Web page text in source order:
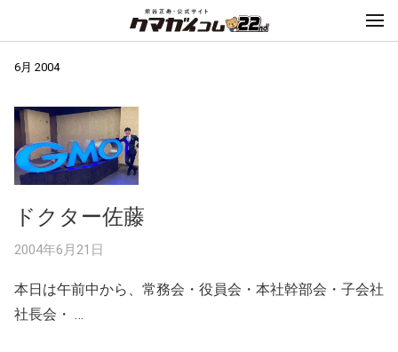
6月 2004
ドクター佐藤
2004年6月21日
本日は午前中から、常務会・役員会・本社幹部会・子会社
社長会・ …